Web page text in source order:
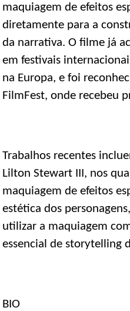
maquiagem de efeitos
diretamente para a
da narrativa. O filme já
em festivais
na Europa, e foi
FilmFest, onde recebeu
Trabalhos recentes
Lilton Stewart III, nos
maquiagem de efeitos
estética dos
utilizar a maquiagem
essencial de storytelling
BIO